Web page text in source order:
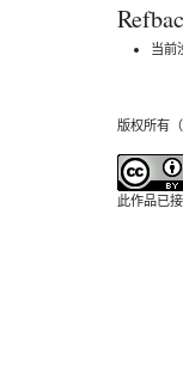
当前
版权所有
此作品已